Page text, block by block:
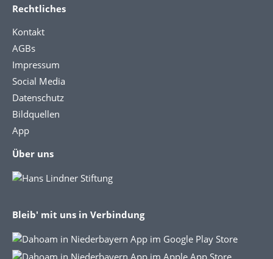
Rechtliches
Kontakt
AGBs
Impressum
Social Media
Datenschutz
Bildquellen
App
Über uns
Bleib' mit uns in Verbindung